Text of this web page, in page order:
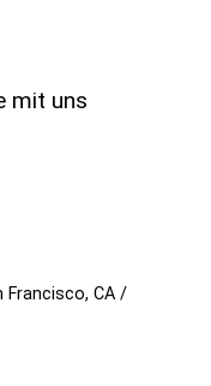
mit uns
Francisco, CA /